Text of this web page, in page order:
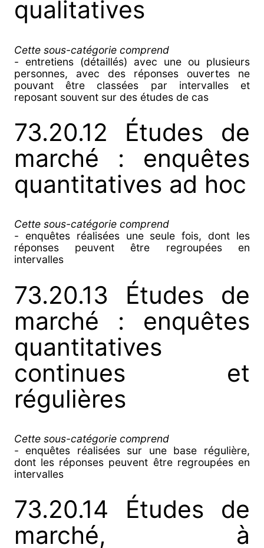
qualitatives
Cette sous-catégorie comprend
- entretiens (détaillés) avec une ou plusieurs
personnes, avec des réponses ouvertes ne
pouvant être classées par intervalles et
reposant souvent sur des études de cas
73.20.12 Études de
marché : enquêtes
quantitatives ad hoc
Cette sous-catégorie comprend
- enquêtes réalisées une seule fois, dont les
réponses peuvent être regroupées en
intervalles
73.20.13 Études de
marché : enquêtes
quantitatives
continues et
régulières
Cette sous-catégorie comprend
- enquêtes réalisées sur une base régulière,
dont les réponses peuvent être regroupées en
intervalles
73.20.14 Études de
marché, à